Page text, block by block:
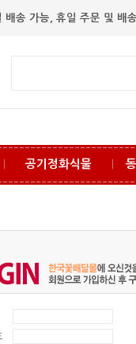
송 가능, 휴일 주문 및 배
공기정화식물